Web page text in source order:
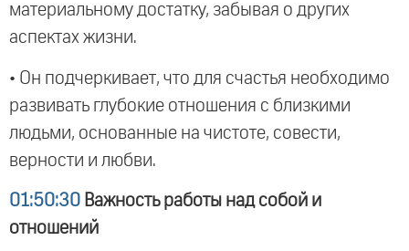
материальному достатку, забывая о других
аспектах жизни.
• Он подчеркивает, что для счастья необходимо
развивать глубокие отношения с близкими
людьми, основанные на чистоте, совести,
верности и любви.
01:50:30 Важность работы над собой и
отношений